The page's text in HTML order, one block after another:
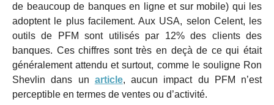
de beaucoup de banques en ligne et sur mobile) qui les
adoptent le plus facilement. Aux USA, selon Celent, les
outils de PFM sont utilisés par 12% des clients des
banques. Ces chiffres sont très en deçà de ce qui était
généralement attendu et surtout, comme le souligne Ron
Shevlin dans un article, aucun impact du PFM n’est
perceptible en termes de ventes ou d’activité.